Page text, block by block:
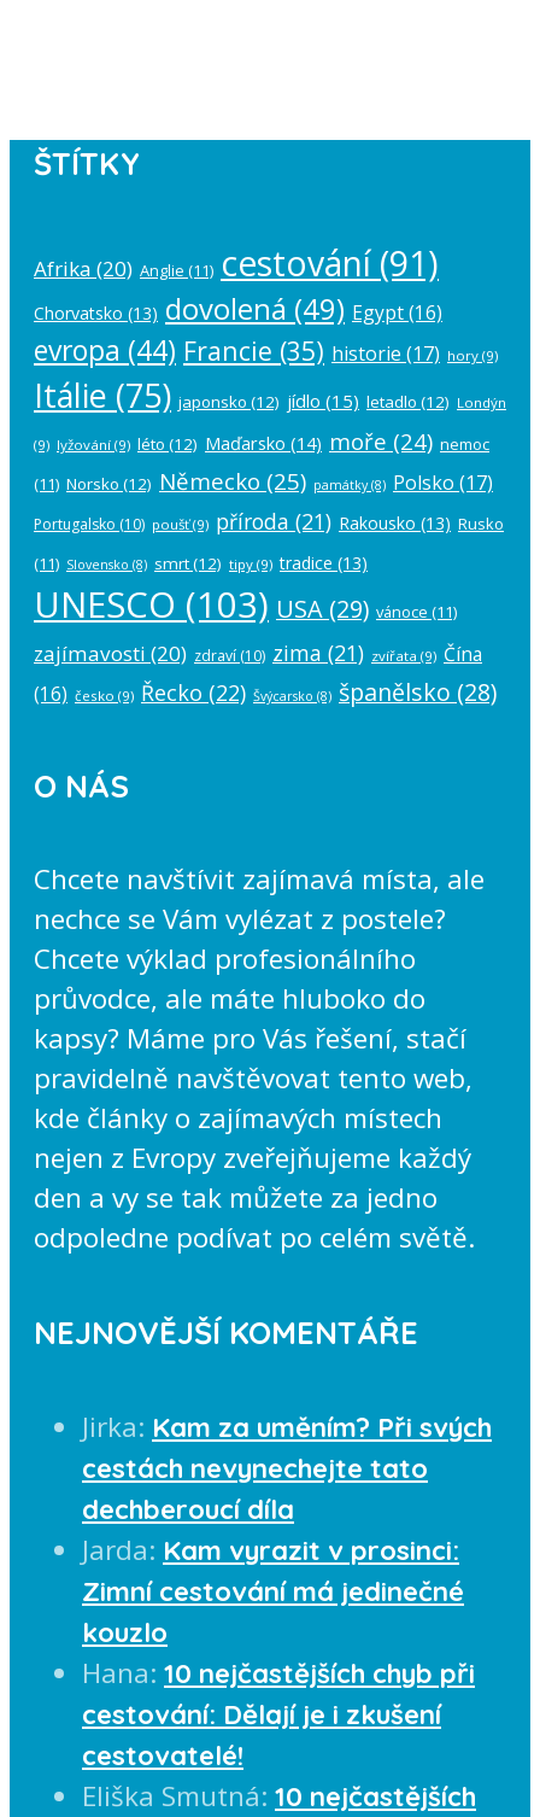
ŠTÍTKY
Afrika (20) Anglie (11) cestování(91)
Chorvatsko (13) dovolená (49) Egypt(16)
evropa (44) Francie (35) historie (17) hory (9)
Itálie (75) japonsko (12) jídlo (15) letadlo (12) Londýn
(9) lyžování (9) léto (12) Maďarsko (14) moře (24) nemoc
(11) Norsko (12) Německo (25) památky(8) Polsko (17)
Portugalsko (10) poušť(9) příroda (21) Rakousko (13) Rusko
(11) Slovensko (8) smrt(12) tipy (9) tradice (13)
UNESCO (103) USA (29) vánoce (11)
zajímavosti (20) zdraví (10) zima (21) zvířata (9) Čína
(16) česko (9) Řecko (22) Švýcarsko (8) španělsko (28)
O NÁS
Chcete navštívit zajímavá místa, ale
nechce se Vám vylézat z postele?
Chcete výklad profesionálního
průvodce, ale máte hluboko do
kapsy? Máme pro Vás řešení, stačí
pravidelně navštěvovat tento web,
kde články o zajímavých místech
nejen z Evropy zveřejňujeme každý
den a vy se tak můžete za jedno
odpoledne podívat po celém světě.
NEJNOVĚJŠÍ KOMENTÁŘE
Jirka: Kam za uměním? Při svých
cestách nevynechejte tato
dechberoucí díla
Jarda: Kam vyrazit v prosinci:
Zimní cestování má jedinečné
kouzlo
Hana: 10 nejčastějších chyb při
cestování: Dělají je i zkušení
cestovatelé!
Eliška Smutná: 10 nejčastějších